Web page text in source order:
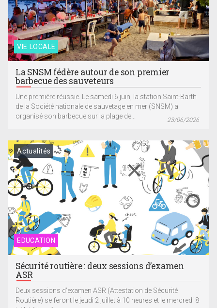
VIE LOCALE
La SNSM fédère autour de son premier
barbecue des sauveteurs
Une première réussie. Le samedi 6 juin, la station Saint-Barth
de la Société nationale de sauvetage en mer (SNSM) a
organisé son barbecue sur la plage de...
23/06/2026
EDUCATION
Actualités
Sécurité routière : deux sessions d’examen
ASR
Deux sessions d’examen ASR (Attestation de Sécurité
Routière) se feront le jeudi 2 juillet à 10 heures et le mercredi 8